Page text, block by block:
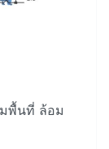
พื้นที่ ล้อม